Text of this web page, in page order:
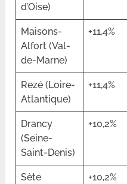
d’Oise)
Maisons-
Alfort (Val-
de-Marne)
+11,4%
Rezé (Loire-
Atlantique)
+11,4%
Drancy
(Seine-
Saint-Denis)
+10,2%
Sète
+10,2%